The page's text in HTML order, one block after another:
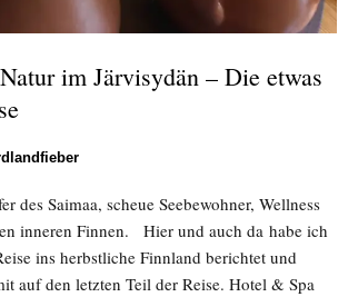
im Järvisydän – Die etwas
des Saimaa, scheue Seebewohner, Wellness
inneren Finnen. Hier und auch da habe ich
ins herbstliche Finnland berichtet und
auf den letzten Teil der Reise. Hotel & Spa